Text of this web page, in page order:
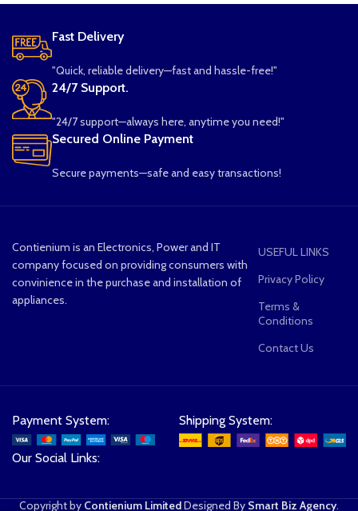
Fast Delivery
"Quick, reliable delivery—fast and hassle-free!"
24/7 Support.
"24/7 support—always here, anytime you need!"
Secured Online Payment
Secure payments—safe and easy transactions!
Contienium is an Electronics, Power and IT
company focused on providing consumers with
convinience in the purchase and installation of
appliances.
USEFUL LINKS
Privacy Policy
Terms &
Conditions
Contact Us
Payment System: Shipping System:
Our Social Links:
Copyright by Contienium LimitedDesigned By Smart Biz Agency.